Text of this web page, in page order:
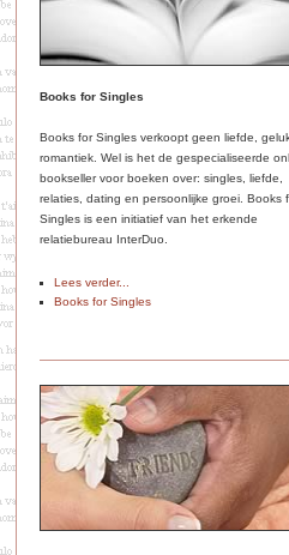
Books for Singles
Books for Singles verkoopt geen liefde,
romantiek. Wel is het de gespecialiseerde
bookseller voor boeken over: singles, liefde,
relaties, dating en persoonlijke groei. Books
Singles is een initiatief van het erkende
relatiebureau InterDuo.
Lees verder...
Books for Singles